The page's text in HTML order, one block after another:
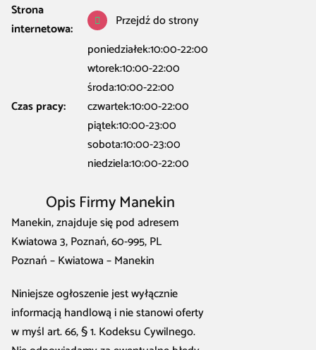
Strona
internetowa:
Przejdź do strony
Czas pracy:
poniedziałek:10:00-22:00
wtorek:10:00-22:00
środa:10:00-22:00
czwartek:10:00-22:00
piątek:10:00-23:00
sobota:10:00-23:00
niedziela:10:00-22:00
Opis Firmy Manekin
Manekin, znajduje się pod adresem
Kwiatowa 3, Poznań, 60-995, PL
Poznań – Kwiatowa – Manekin
Niniejsze ogłoszenie jest wyłącznie
informacją handlową i nie stanowi oferty
w myśl art. 66, § 1. Kodeksu Cywilnego.